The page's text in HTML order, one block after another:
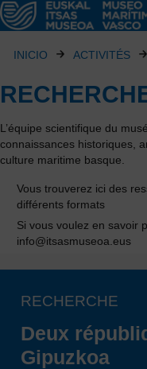
INICIO ACTIVITÉS
L’équipe scientifique du
connaissances historiques,
culture maritime basque.
Vous trouverez ici des
différents formats
Si vous voulez en savoir
info@itsasmuseoa.eus
RECHERCHE
Deux
Gipuzkoa